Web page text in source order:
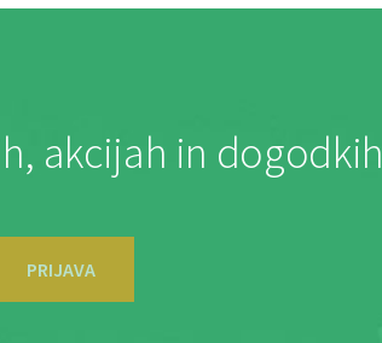
akcijah in dogodkih
PRIJAVA